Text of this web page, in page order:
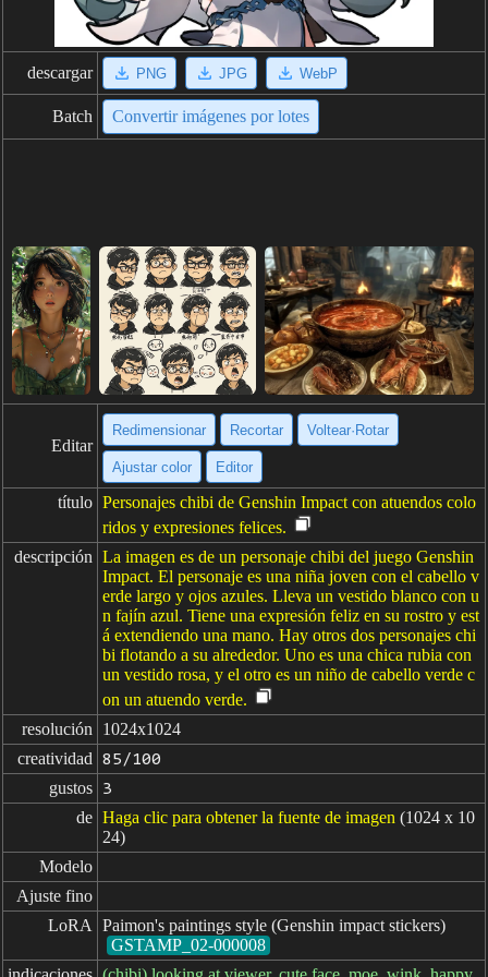
descargar PNG JPG WebP
Batch Convertir imágenes por lotes
Editar
Redimensionar Recortar Voltear·Rotar
Ajustar color Editor
título Personajes chibi de Genshin Impact con atuendos colo
ridos y expresiones felices.
descripción La imagen es de un personaje chibi del juego Genshin
Impact. El personaje es una niña joven con el cabello v
erde largo y ojos azules. Lleva un vestido blanco con u
n fajín azul. Tiene una expresión feliz en su rostro y est
á extendiendo una mano. Hay otros dos personajes chi
bi flotando a su alrededor. Uno es una chica rubia con
un vestido rosa, y el otro es un niño de cabello verde c
on un atuendo verde.
resolución
1024x1024
creatividad
85/100
gustos 3
de Haga clic para obtener la fuente de imagen (1024 x 10
24)
Modelo
Ajuste fino
LoRA
Paimon's paintings style (Genshin impact stickers)
GSTAMP_02-000008